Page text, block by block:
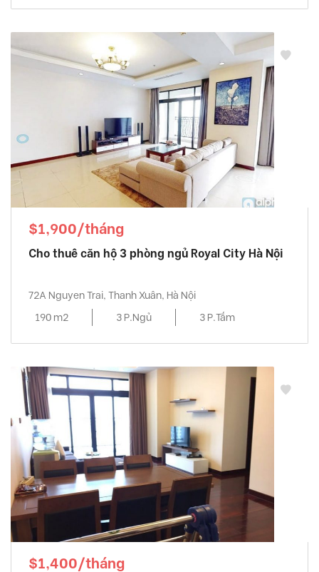
$1,900/tháng
Cho thuê căn hộ 3 phòng ngủ Royal City Hà Nội
72A Nguyen Trai, Thanh Xuân, Hà Nội
190 m2
3 P.Ngủ 3 P.Tắm
$1,400/tháng